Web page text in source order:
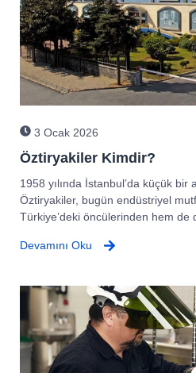
3 Ocak 2026
Öztiryakiler Kimdir?
1958 yılında İstanbul’da küçük
Öztiryakiler, bugün endüstriyel
Türkiye’deki öncülerinden hem
Devamını Oku